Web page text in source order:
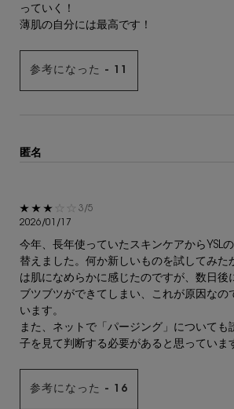
っていく！
薄肌の自分には最高です！
参考になった - 11
匿名
5星中3。
3/5
2026/01/17
今年、長年使っていたスキンケアからYSL
替えました。何か新しいものを試してみた
は肌になめらかに感じたのですが、数日後
ブツブツができてしまい、これが原因なの
います。
また、ネットで「パージング」についても
子を見て判断する必要があると思っていま
参考になった - 16